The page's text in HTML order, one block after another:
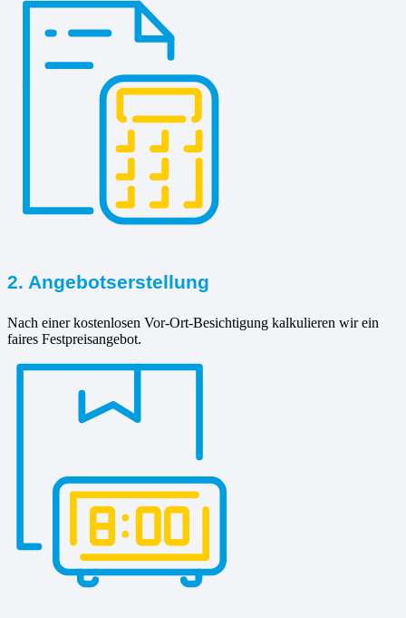
2. Angebotserstellung
Nach einer kostenlosen Vor-Ort-Besichtigung kalkulieren wir ein
faires Festpreisangebot.